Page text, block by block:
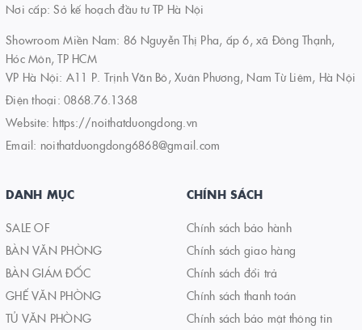
Nơi cấp: Sở kế hoạch đầu tư TP Hà Nội
Showroom Miền Nam: 86 Nguyễn Thị Pha, ấp 6, xã Đông Thạnh,
Hóc Môn, TP HCM
VP Hà Nội: A11 P. Trịnh Văn Bô, Xuân Phương, Nam Từ Liêm, Hà Nội
Điện thoại: 0868.76.1368
Website: https://noithatduongdong.vn
Email: noithatduongdong6868@gmail.com
DANH MỤC
SALE OF
BÀN VĂN PHÒNG
BÀN GIÁM ĐỐC
GHẾ VĂN PHÒNG
TỦ VĂN PHÒNG
CHÍNH SÁCH
Chính sách bảo hành
Chính sách giao hàng
Chính sách đổi trả
Chính sách thanh toán
Chính sách bảo mật thông tin